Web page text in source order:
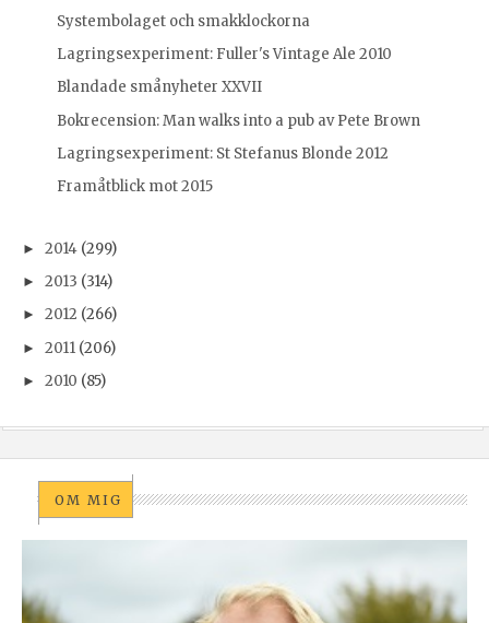
Systembolaget och smakklockorna
Lagringsexperiment: Fuller's Vintage Ale 2010
Blandade smånyheter XXVII
Bokrecension: Man walks into a pub av Pete Brown
Lagringsexperiment: St Stefanus Blonde 2012
Framåtblick mot 2015
► 2014 (299)
► 2013 (314)
► 2012 (266)
► 2011 (206)
► 2010 (85)
OM MIG